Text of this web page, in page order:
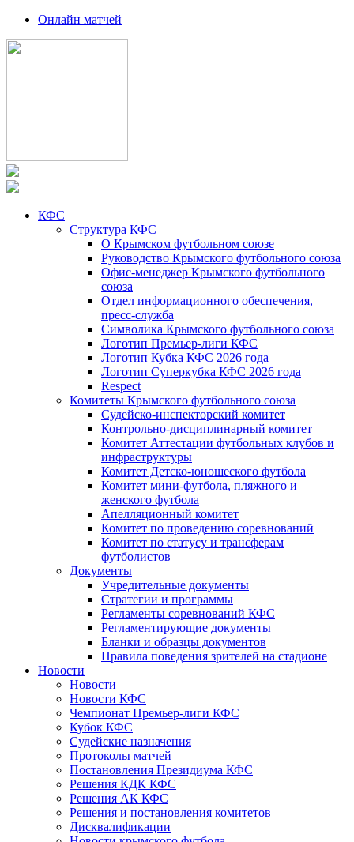
Онлайн матчей
КФС
Структура КФС
О Крымском футбольном союзе
Руководство Крымского футбольного союза
Офис-менеджер Крымского футбольного
союза
Отдел информационного обеспечения,
пресс-служба
Символика Крымского футбольного союза
Логотип Премьер-лиги КФС
Логотип Кубка КФС 2026 года
Логотип Суперкубка КФС 2026 года
Respect
Комитеты Крымского футбольного союза
Судейско-инспекторский комитет
Контрольно-дисциплинарный комитет
Комитет Аттестации футбольных клубов и
инфраструктуры
Комитет Детско-юношеского футбола
Комитет мини-футбола, пляжного и
женского футбола
Апелляционный комитет
Комитет по проведению соревнований
Комитет по статусу и трансферам
футболистов
Документы
Учредительные документы
Стратегии и программы
Регламенты соревнований КФС
Регламентирующие документы
Бланки и образцы документов
Правила поведения зрителей на стадионе
Новости
Новости
Новости КФС
Чемпионат Премьер-лиги КФС
Кубок КФС
Судейские назначения
Протоколы матчей
Постановления Президиума КФС
Решения КДК КФС
Решения АК КФС
Решения и постановления комитетов
Дисквалификации